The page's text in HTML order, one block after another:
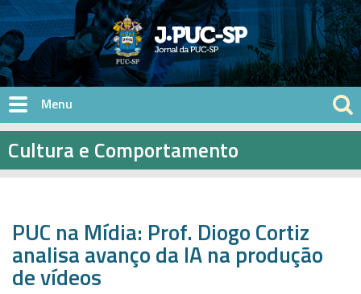
Pular para o conteúdo principal
Cultura e Comportamento
PUC na Mídia: Prof. Diogo Cortiz
analisa avanço da IA na produção
de vídeos